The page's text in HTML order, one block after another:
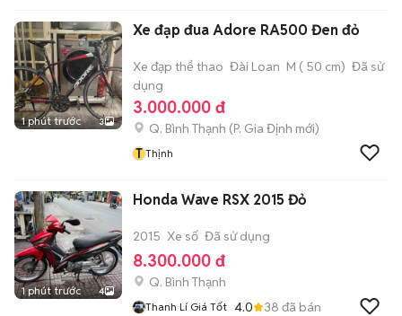
1 phút trước 3
Xe đạp đua Adore RA500 Đen đỏ
Xe đạp thể thao Đài Loan M ( 50 cm) Đã sử
dụng
3.000.000 đ
Q. Bình Thạnh (P. Gia Định mới)
T Thịnh
1 phút trước 4
Honda Wave RSX 2015 Đỏ
2015 Xe số Đã sử dụng
8.300.000 đ
Q. Bình Thạnh
Thanh Lí Giá Tốt 4.0 38 đã bán